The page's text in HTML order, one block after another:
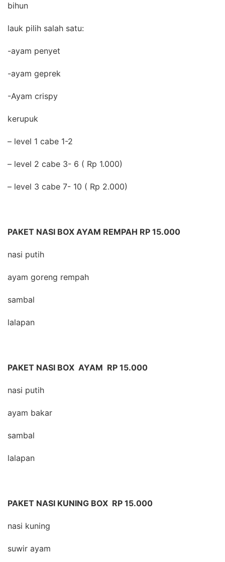
bihun
lauk pilih salah satu:
-ayam penyet
-ayam geprek
-Ayam crispy
kerupuk
– level 1 cabe 1-2
– level 2 cabe 3- 6 ( Rp 1.000)
– level 3 cabe 7- 10 ( Rp 2.000)
PAKET NASI BOX AYAM REMPAH RP 15.000
nasi putih
ayam goreng rempah
sambal
lalapan
PAKET NASI BOX AYAM RP 15.000
nasi putih
ayam bakar
sambal
lalapan
PAKET NASI KUNING BOX RP 15.000
nasi kuning
suwir ayam